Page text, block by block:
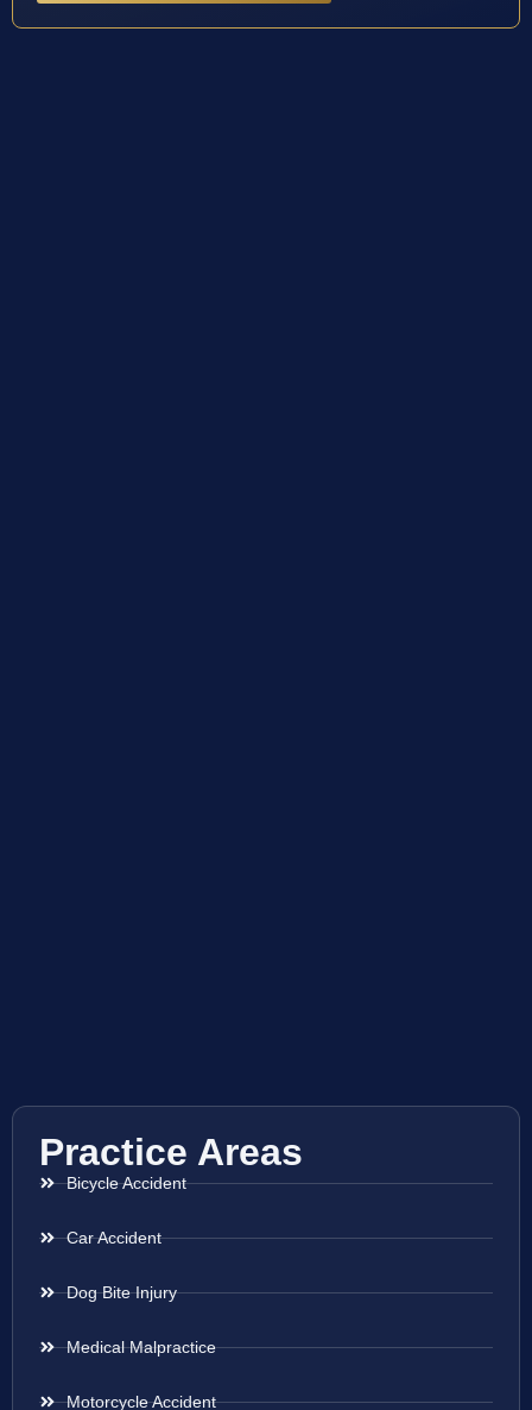
Practice Areas
Bicycle Accident
Car Accident
Dog Bite Injury
Medical Malpractice
Motorcycle Accident